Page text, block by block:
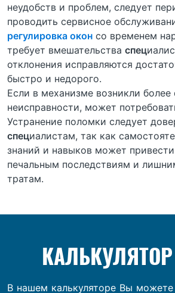
неудобств и проблем, следует
проводить сервисное
регулировка окон со временем
требует вмешательства спец
отклонения исправляются
быстро и недорого.
Если в механизме возникли более
неисправности, может
Устранение поломки следует
специалистам, так как
знаний и навыков может
печальным последствиям и
тратам.
В нашем калькуляторе Вы